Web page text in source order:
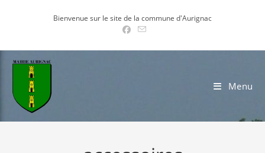
Bienvenue sur le site de la commune d'Aurignac
Menu